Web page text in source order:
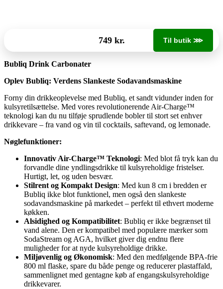
749 kr. Til butik ⋙
Bubliq Drink Carbonater
Oplev Bubliq: Verdens Slankeste Sodavandsmaskine
Forny din drikkeoplevelse med Bubliq, et sandt vidunder inden for
kulsyretilsættelse. Med vores revolutionerende Air-Charge™
teknologi kan du nu tilføje sprudlende bobler til stort set enhver
drikkevare – fra vand og vin til cocktails, saftevand, og lemonade.
Nøglefunktioner:
Innovativ Air-Charge™ Teknologi: Med blot få tryk kan du
forvandle dine yndlingsdrikke til kulsyreholdige fristelser.
Hurtigt, let, og uden besvær.
Stilrent og Kompakt Design: Med kun 8 cm i bredden er
Bubliq ikke blot funktionel, men også den slankeste
sodavandsmaskine på markedet – perfekt til ethvert moderne
køkken.
Alsidighed og Kompatibilitet: Bubliq er ikke begrænset til
vand alene. Den er kompatibel med populære mærker som
SodaStream og AGA, hvilket giver dig endnu flere
muligheder for at nyde kulsyreholdige drikke.
Miljøvenlig og Økonomisk: Med den medfølgende BPA-frie
800 ml flaske, spare du både penge og reducerer plastaffald,
sammenlignet med gentagne køb af engangskulsyreholdige
drikkevarer.